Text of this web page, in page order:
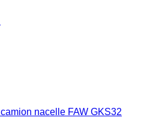
camion nacelle FAW GKS32